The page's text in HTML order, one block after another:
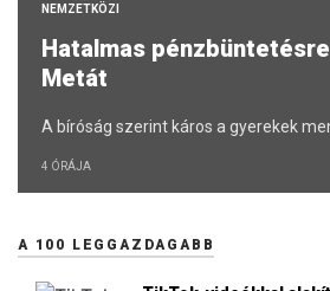
NEMZETKÖZI
Hatalmas
Metát
A bíróság szerint káros a gyerekek
4 ÓRÁJA
A 100 LEGGAZDAGABB